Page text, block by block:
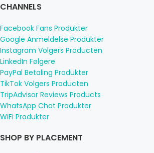
CHANNELS
Facebook Fans Produkter
Google Anmeldelse Produkter
Instagram Volgers Producten
LinkedIn Følgere
PayPal Betaling Produkter
TikTok Volgers Producten
TripAdvisor Reviews Products
WhatsApp Chat Produkter
WiFi Produkter
SHOP BY PLACEMENT